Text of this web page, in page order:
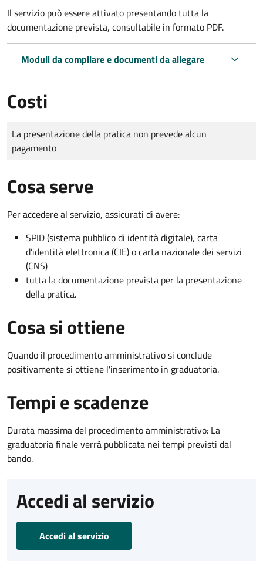
Il servizio può essere attivato presentando tutta la
documentazione prevista, consultabile in formato PDF.
Moduli da compilare e documenti da allegare
Costi
Tipo di pagamento
Importo
La presentazione della pratica non prevede alcun
pagamento
Cosa serve
Per accedere al servizio, assicurati di avere:
SPID (sistema pubblico di identità digitale), carta
d’identità elettronica (CIE) o carta nazionale dei servizi
(CNS)
tutta la documentazione prevista per la presentazione
della pratica.
Cosa si ottiene
Quando il procedimento amministrativo si conclude
positivamente si ottiene l'inserimento in graduatoria.
Tempi e scadenze
Durata massima del procedimento amministrativo: La
graduatoria finale verrà pubblicata nei tempi previsti dal
bando.
Accedi al servizio
Accedi al servizio